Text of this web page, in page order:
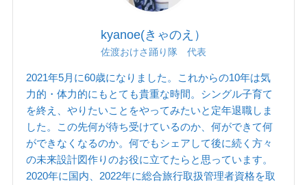
kyanoe(きゃのえ）
佐渡おけさ踊り隊 代表
2021年5月に60歳になりました。これからの10年は気
力的・体力的にもとても貴重な時間。シングル子育て
を終え、やりたいことをやってみたいと定年退職しま
した。この先何が待ち受けているのか、何ができて何
ができなくなるのか。何でもシェアして後に続く方々
の未来設計図作りのお役に立てたらと思っています。
2020年に国内、2022年に総合旅行取扱管理者資格を取